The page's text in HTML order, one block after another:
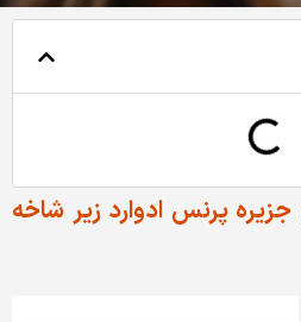
جزیره پرنس ادوارد زیر شاخه